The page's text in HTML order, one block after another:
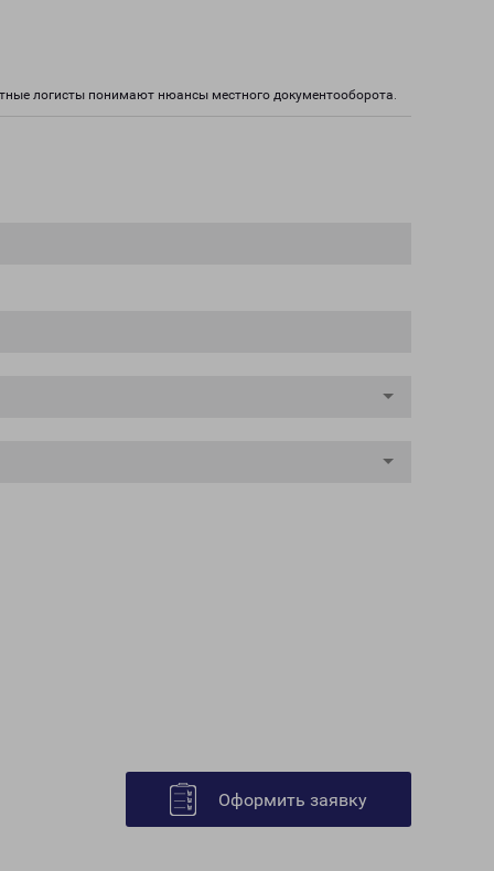
логисты понимают нюансы местного документооборота.
Оформить заявку